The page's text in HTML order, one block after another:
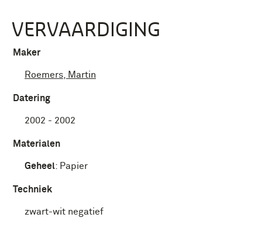
VERVAARDIGING
Maker
Roemers, Martin
Datering
2002 - 2002
Materialen
Geheel: Papier
Techniek
zwart-wit negatief